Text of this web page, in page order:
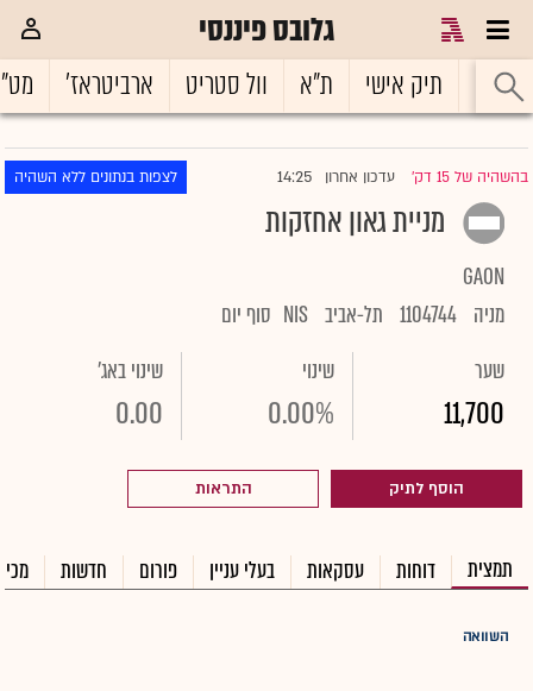
גלובס פיננסי
ראשי תיק אישי ת"א וול סטריט ארביטראז'
בהשהיה של 15 דק' |עדכון אחרון 14:25 לצפות בנתונים ללא השהיה
מניית גאון אחזקות
GAON
מניה 1104744 תל-אביב NIS סוף יום
שער
11,700
שינוי
0.00%
שינוי באג'
0.00
הוסף לתיק התראות
תמצית דוחות עסקאות בעלי עניין פורום חדשות
השוואה